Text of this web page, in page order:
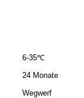
6-35℃
24 Monate
Wegwerf